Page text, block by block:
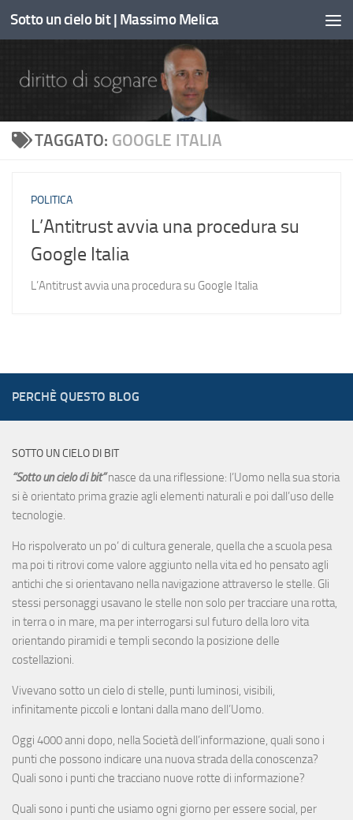
Sotto il contenuto
Sotto un cielo bit | Massimo Melica
TAGGATO: GOOGLE ITALIA
POLITICA
L’Antitrust avvia una procedura su
Google Italia
L’Antitrust avvia una procedura su Google Italia
PERCHÈ QUESTO BLOG
SOTTO UN CIELO DI BIT
“Sotto un cielo di bit”nasce da una riflessione: l’Uomo nella sua storia
si è orientato prima grazie agli elementi naturali e poi dall’uso delle
tecnologie.
Ho rispolverato un po’ di cultura generale, quella che a scuola pesa
ma poi ti ritrovi come valore aggiunto nella vita ed ho pensato agli
antichi che si orientavano nella navigazione attraverso le stelle. Gli
stessi personaggi usavano le stelle non solo per tracciare una rotta,
in terra o in mare, ma per interrogarsi sul futuro della loro vita
orientando piramidi e templi secondo la posizione delle
costellazioni.
Vivevano sotto un cielo di stelle, punti luminosi, visibili,
infinitamente piccoli e lontani dalla mano dell’Uomo.
Oggi 4000 anni dopo, nella Società dell’informazione, quali sono i
punti che possono indicare una nuova strada della conoscenza?
Quali sono i punti che tracciano nuove rotte di informazione?
Quali sono i punti che usiamo ogni giorno per essere social, per